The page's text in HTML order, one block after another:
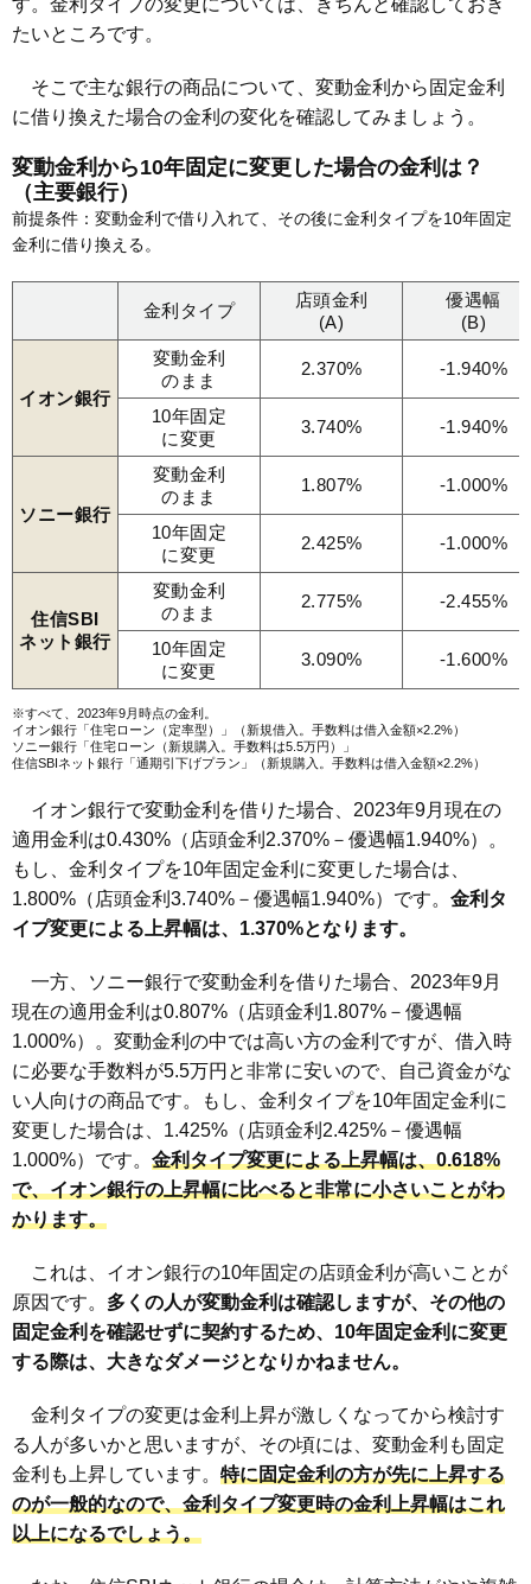
たいところです。
そこで主な銀行の商品について、変動金利から固定金利
に借り換えた場合の金利の変化を確認してみましょう。
変動金利から10年固定に変更した場合の金利は？
（主要銀行）
前提条件：変動金利で借り入れて、その後に金利タイプを10年固定
金利に借り換える。
金利タイプ
店頭金利
(A)
優遇幅
(B)
イオン銀行
変動金利
のまま
2.370% -1.940%
10年固定
に変更
3.740% -1.940%
ソニー銀行
変動金利
のまま
1.807% -1.000%
10年固定
に変更
2.425% -1.000%
住信SBI
ネット銀行
変動金利
のまま
2.775% -2.455%
10年固定
に変更
3.090% -1.600%
※すべて、2023年9月時点の金利。
イオン銀行「住宅ローン（定率型）」（新規借入。手数料は借入金額×2.2%）
ソニー銀行「住宅ローン（新規購入。手数料は5.5万円）」
住信SBIネット銀行「通期引下げプラン」（新規購入。手数料は借入金額×2.2%）
イオン銀行で変動金利を借りた場合、2023年9月現在の
適用金利は0.430%（店頭金利2.370%－優遇幅1.940%）。
もし、金利タイプを10年固定金利に変更した場合は、
1.800%（店頭金利3.740%－優遇幅1.940%）です。 金利タ
イプ変更による上昇幅は、1.370%となります。
一方、ソニー銀行で変動金利を借りた場合、2023年9月
現在の適用金利は0.807%（店頭金利1.807%－優遇幅
1.000%）。変動金利の中では高い方の金利ですが、借入時
に必要な手数料が5.5万円と非常に安いので、自己資金がな
い人向けの商品です。もし、金利タイプを10年固定金利に
変更した場合は、1.425%（店頭金利2.425%－優遇幅
1.000%）です。 金利タイプ変更による上昇幅は、0.618%
で、イオン銀行の上昇幅に比べると非常に小さいことがわ
かります。
これは、イオン銀行の10年固定の店頭金利が高いことが
原因です。 多くの人が変動金利は確認しますが、その他の
固定金利を確認せずに契約するため、10年固定金利に変更
する際は、大きなダメージとなりかねません。
金利タイプの変更は金利上昇が激しくなってから検討す
る人が多いかと思いますが、その頃には、変動金利も固定
金利も上昇しています。 特に固定金利の方が先に上昇する
のが一般的なので、金利タイプ変更時の金利上昇幅はこれ
以上になるでしょう。